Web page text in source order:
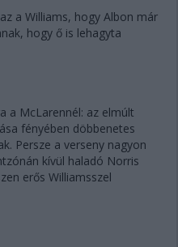
a Williams, hogy Albon már
hogy ő is lehagyta
a McLarennél: az elmúlt
fényében döbbenetes
Persze a verseny nagyon
kívül haladó Norris
erős Williamsszel